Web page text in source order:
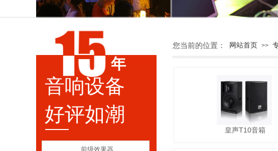
您当前的位置： 网站首页 >>
年
皇声T10音箱
音响设备
好评如潮
前级效果器